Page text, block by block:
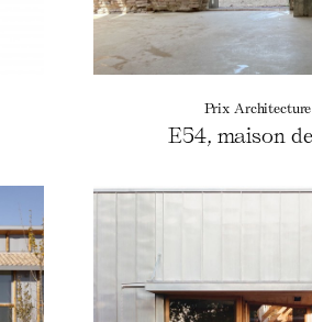
Prix
E54, maison